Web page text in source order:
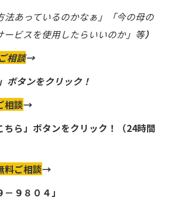
法あっているのかなぁ」「今の母の
ービスを使用したらいいのか」等）
相談→
ボタンをクリック！
相談→
ちら」ボタンをクリック！（24時間
ご相談→
－９８０４」